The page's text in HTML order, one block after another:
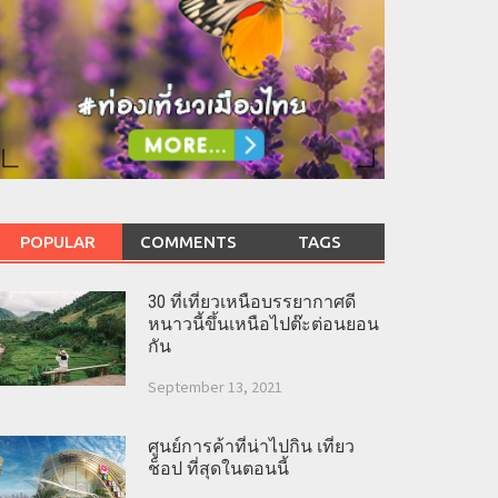
POPULAR COMMENTS TAGS
30 ที่เที่ยวเหนือบรรยากาศดี
หนาวนี้ขึ้นเหนือไปต๊ะต่อนยอน
กัน
September 13, 2021
ศูนย์การค้าที่น่าไปกิน เที่ยว
ช็อป ที่สุดในตอนนี้